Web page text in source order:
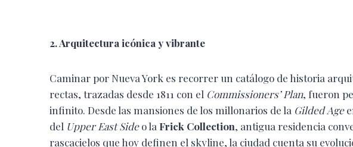
2. Arquitectura icónica y vibrante
Caminar por Nueva York es recorrer un catálogo de historia
rectas, trazadas desde 1811 con el Commissioners’ Plan, fueron
infinito. Desde las mansiones de los millonarios de la Gilded Age
del Upper East Sideo la Frick Collection, antigua residencia
rascacielos que hoy definen el skyline, la ciudad cuenta su